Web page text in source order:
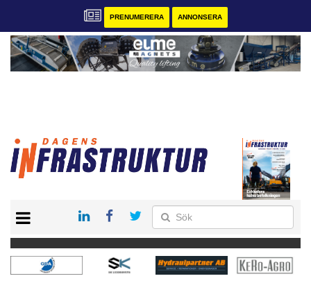
PRENUMERERA ANNONSERA
KONTAKT
VÅRA ANDRA MAGASIN